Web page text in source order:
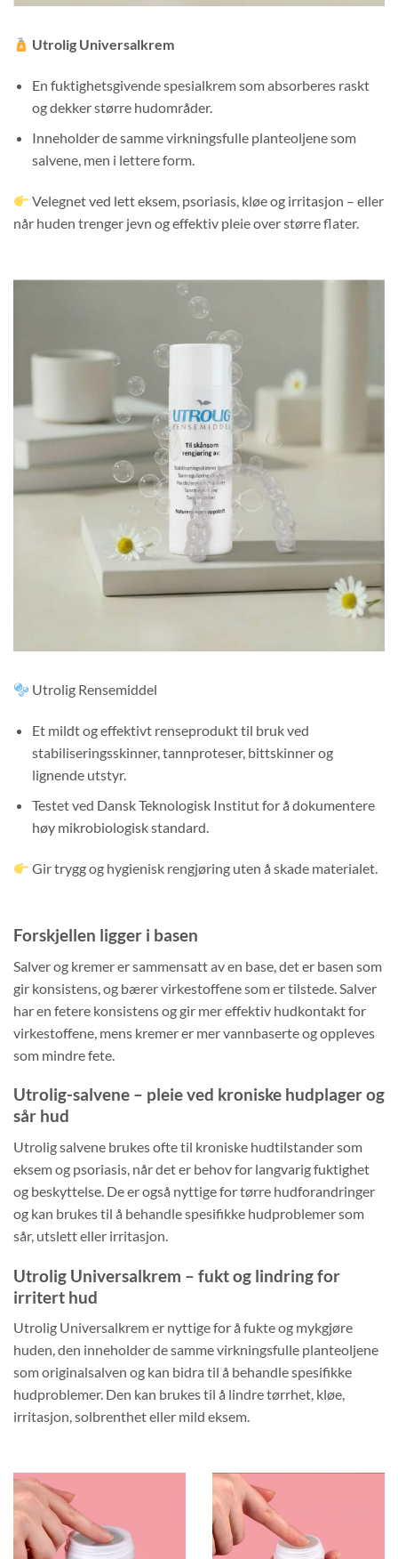
Utrolig Universalkrem
En fuktighetsgivende spesialkrem som absorberes raskt
og dekker større hudområder.
Inneholder de samme virkningsfulle planteoljene som
salvene, men i lettere form.
Velegnet ved lett eksem, psoriasis, kløe og irritasjon – eller
når huden trenger jevn og effektiv pleie over større flater.
Utrolig Rensemiddel
Et mildt og effektivt renseprodukt til bruk ved
stabiliseringsskinner, tannproteser, bittskinner og
lignende utstyr.
Testet ved Dansk Teknologisk Institut for å dokumentere
høy mikrobiologisk standard.
Gir trygg og hygienisk rengjøring uten å skade materialet.
Forskjellen ligger i basen
Salver og kremer er sammensatt av en base, det er basen som
gir konsistens, og bærer virkestoffene som er tilstede. Salver
har en fetere konsistens og gir mer effektiv hudkontakt for
virkestoffene, mens kremer er mer vannbaserte og oppleves
som mindre fete.
Utrolig-salvene – pleie ved kroniske hudplager og
sår hud
Utrolig salvene brukes ofte til kroniske hudtilstander som
eksem og psoriasis, når det er behov for langvarig fuktighet
og beskyttelse. De er også nyttige for tørre hudforandringer
og kan brukes til å behandle spesifikke hudproblemer som
sår, utslett eller irritasjon.
Utrolig Universalkrem – fukt og lindring for
irritert hud
Utrolig Universalkrem er nyttige for å fukte og mykgjøre
huden, den inneholder de samme virkningsfulle planteoljene
som originalsalven og kan bidra til å behandle spesifikke
hudproblemer. Den kan brukes til å lindre tørrhet, kløe,
irritasjon, solbrenthet eller mild eksem.